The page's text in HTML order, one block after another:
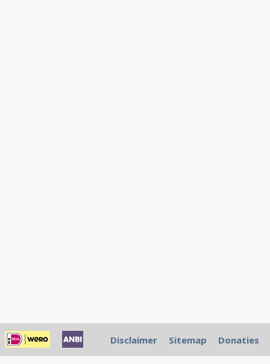
Disclaimer Sitemap Donaties